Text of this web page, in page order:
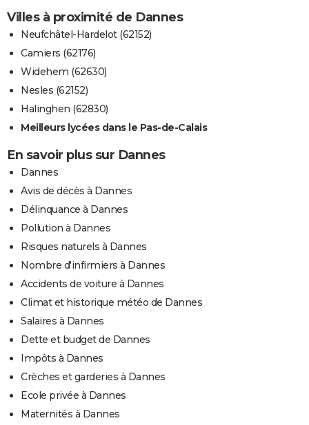
Villes à proximité de Dannes
Neufchâtel-Hardelot (62152)
Camiers (62176)
Widehem (62630)
Nesles (62152)
Halinghen (62830)
Meilleurs lycées dans le Pas-de-Calais
En savoir plus sur Dannes
Dannes
Avis de décès à Dannes
Délinquance à Dannes
Pollution à Dannes
Risques naturels à Dannes
Nombre d'infirmiers à Dannes
Accidents de voiture à Dannes
Climat et historique météo de Dannes
Salaires à Dannes
Dette et budget de Dannes
Impôts à Dannes
Crèches et garderies à Dannes
Ecole privée à Dannes
Maternités à Dannes